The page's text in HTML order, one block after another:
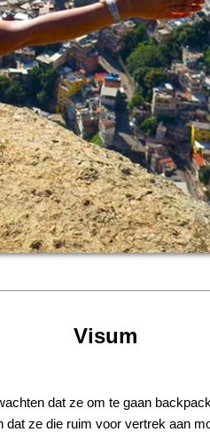
Visum
dat ze om te gaan
dat ze die ruim voor vertrek aan